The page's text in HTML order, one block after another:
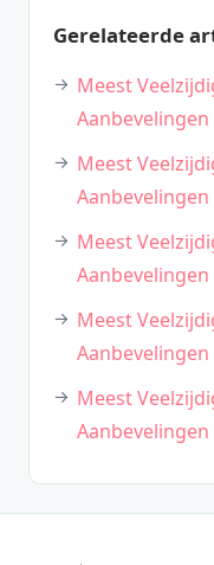
Gerelateerde
Meest
Aanbevelingen
Meest
Aanbevelingen
Meest
Aanbevelingen
Meest
Aanbevelingen
Meest
Aanbevelingen